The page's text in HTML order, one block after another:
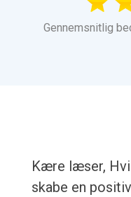
Gennemsnitlig
Kære læser,
skabe en